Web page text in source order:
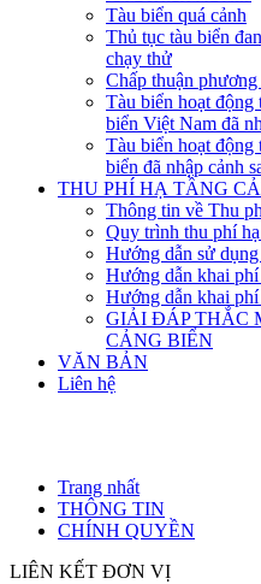
Tàu biển quá cảnh
Thủ tục tàu biển
chạy thử
Chấp thuận
Tàu biển hoạt động
biển Việt Nam đã
Tàu biển hoạt động
biển đã nhập cảnh
THU PHÍ HẠ TẦNG
Thông tin về Thu
Quy trình thu phí
Hướng dẫn sử
Hướng dẫn khai
Hướng dẫn khai
GIẢI ĐÁP THẮC
CẢNG BIỂN
VĂN BẢN
Liên hệ
Trang nhất
THÔNG TIN
CHÍNH QUYỀN
LIÊN KẾT ĐƠN VỊ